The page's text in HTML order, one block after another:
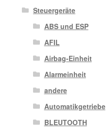
Steuergeräte
ABS und ESP
AFIL
Airbag-Einheit
Alarmeinheit
andere
Automatikgetriebe
BLEUTOOTH